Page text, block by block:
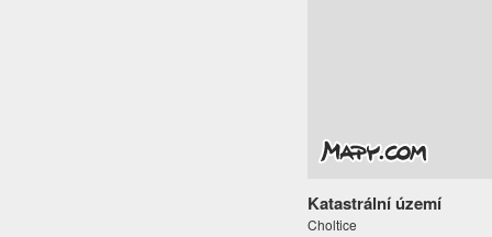
Katastrální území
Choltice